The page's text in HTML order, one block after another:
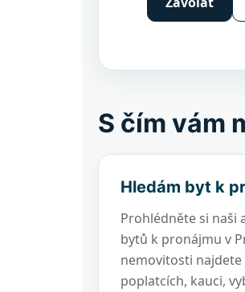
S čím vám
Hledám byt k
Prohlédněte si naši
bytů k pronájmu v
nemovitosti
poplatcích, kauci,